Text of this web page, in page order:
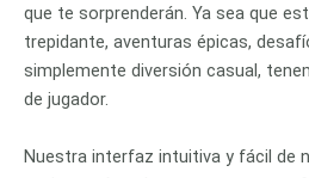
que te sorprenderán. Ya sea que
trepidante, aventuras épicas,
simplemente diversión casual,
de jugador.
Nuestra interfaz intuitiva y fácil de